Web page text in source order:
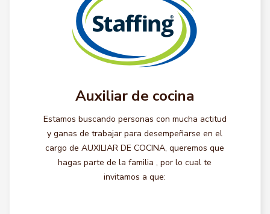
Auxiliar de cocina
Estamos buscando personas con mucha actitud
y ganas de trabajar para desempeñarse en el
cargo de AUXILIAR DE COCINA, queremos que
hagas parte de la familia , por lo cual te
invitamos a que: